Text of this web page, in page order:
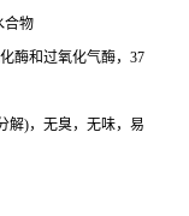
合物
酶和过氧化气酶，37
解)，无臭，无味，易